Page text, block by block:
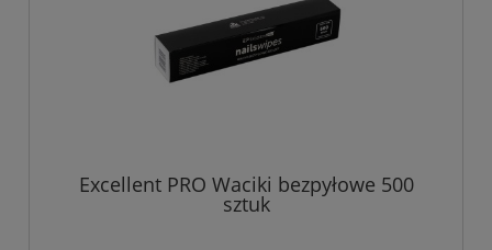
Excellent PRO Waciki bezpyłowe 500
sztuk